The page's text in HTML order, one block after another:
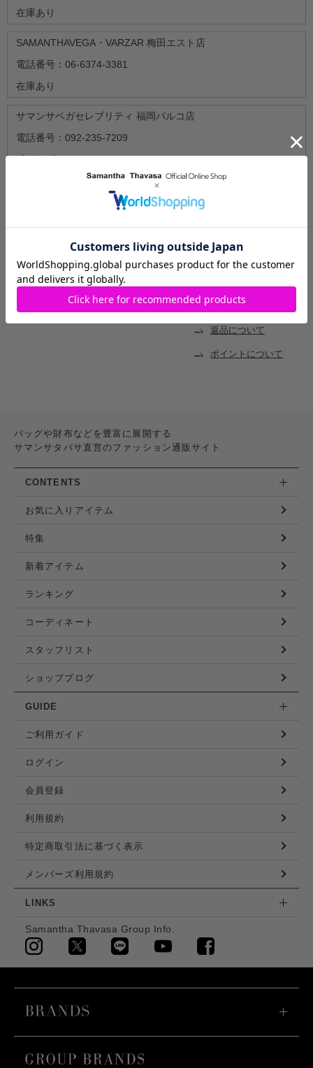
在庫あり
SAMANTHAVEGA・VARZAR 梅田エスト店
電話番号：06-6374-3381
在庫あり
サマンサベガセレブリティ 福岡パルコ店
電話番号：092-235-7209
残りわずか
nano & chouette イオンレイクタウンkaze店
電話番号：048-987-0221
配送と送料について
返品について
ポイントについて
バッグや財布などを豊富に展開する
サマンサタバサ直営のファッション通販サイト
CONTENTS
お気に入りアイテム
特集
新着アイテム
ランキング
コーディネート
スタッフリスト
ショップブログ
GUIDE
ご利用ガイド
ログイン
会員登録
利用規約
特定商取引法に基づく表示
メンバーズ利用規約
LINKS
Samantha Thavasa Group Info.